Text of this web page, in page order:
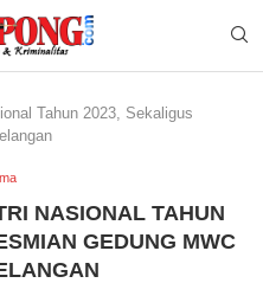
Tahun 2023, Sekaligus
NASIONAL TAHUN
GEDUNG MWC